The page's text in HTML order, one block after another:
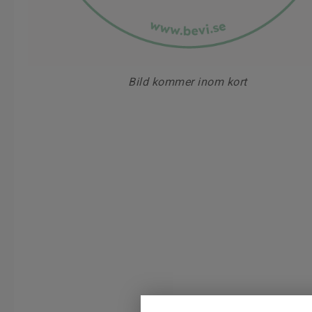
Bild kommer inom kort